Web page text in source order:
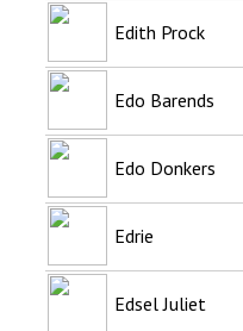
Edith Prock
Edo Barends
Edo Donkers
Edrie
Edsel Juliet